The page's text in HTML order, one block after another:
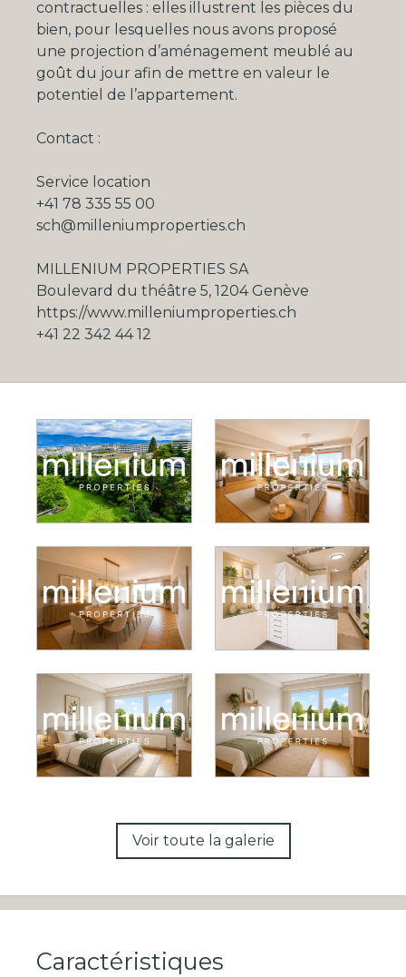
contractuelles : elles illustrent les pièces du
bien, pour lesquelles nous avons proposé
une projection d’aménagement meublé au
goût du jour afin de mettre en valeur le
potentiel de l’appartement.
Contact :
Service location
+41 78 335 55 00
sch@milleniumproperties.ch
MILLENIUM PROPERTIES SA
Boulevard du théâtre 5, 1204 Genève
https://www.milleniumproperties.ch
+41 22 342 44 12
Voir toute la galerie
Caractéristiques